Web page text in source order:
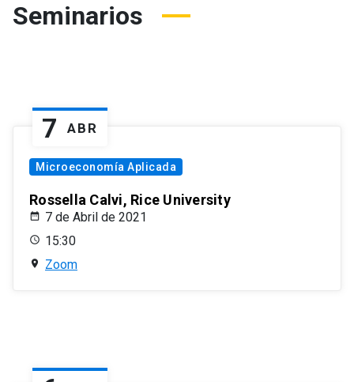
Seminarios
7 ABR
Microeconomía Aplicada
Rossella Calvi, Rice University
7 de Abril de 2021
15:30
Zoom